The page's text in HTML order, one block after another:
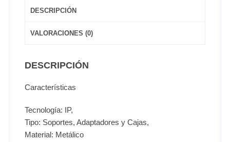
DESCRIPCIÓN
VALORACIONES (0)
DESCRIPCIÓN
Características
Tecnología: IP,
Tipo: Soportes, Adaptadores y Cajas,
Material: Metálico